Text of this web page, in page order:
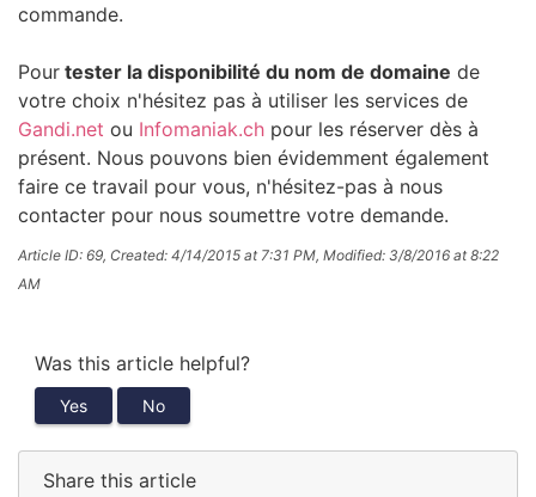
commande.
Pour tester la disponibilité du nom de domaine de
votre choix n'hésitez pas à utiliser les services de
Gandi.net ou Infomaniak.ch pour les réserver dès à
présent. Nous pouvons bien évidemment également
faire ce travail pour vous, n'hésitez-pas à nous
contacter pour nous soumettre votre demande.
Article ID: 69, Created: 4/14/2015 at 7:31 PM, Modified: 3/8/2016 at 8:22
AM
Was this article helpful?
Yes No
Share this article